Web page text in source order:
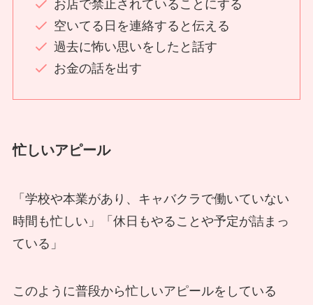
お店で禁止されていることにする
空いてる日を連絡すると伝える
過去に怖い思いをしたと話す
お金の話を出す
忙しいアピール
「学校や本業があり、キャバクラで働いていない
時間も忙しい」「休日もやることや予定が詰まっ
ている」
このように普段から忙しいアピールをしている